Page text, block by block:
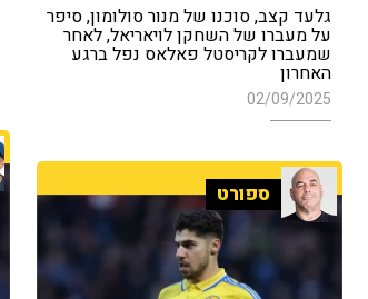
גלעד קצב, סוכנו של מנור סולומון, סיפר
על מעברו של השחקן לויאריאל, לאחר
שמעברו לקריסטל פאלאס נפל ברגע
האחרון
02/09/2025
ספורט